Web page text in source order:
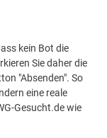
kein Bot die
Sie daher die
"Absenden". So
eine reale
Gesucht.de wie